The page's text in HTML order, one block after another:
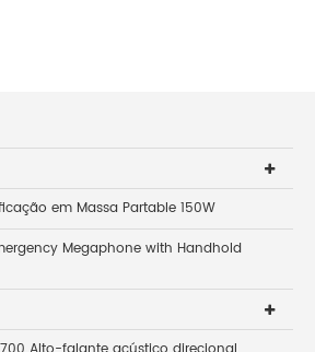
em Massa Partable 150W
Megaphone with Handhold